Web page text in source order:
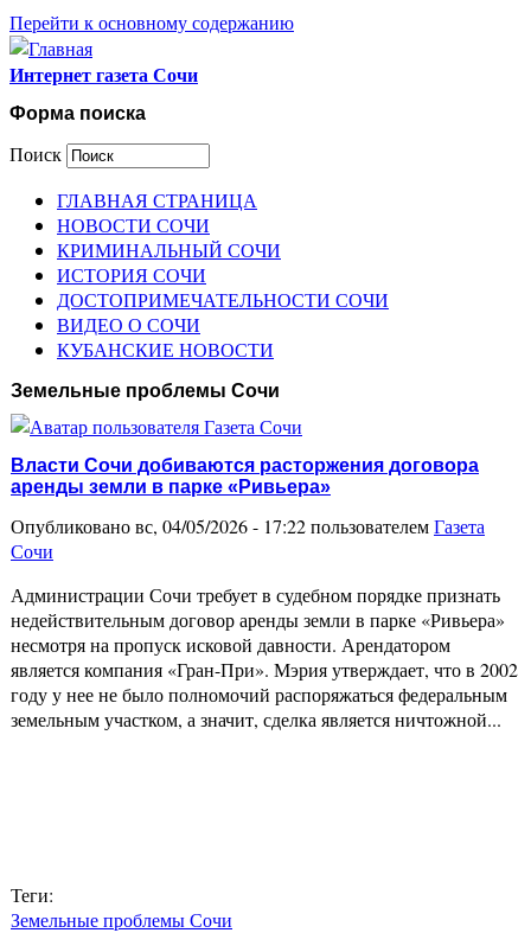
Перейти к основному содержанию
Интернет газета Сочи
Форма поиска
Поиск
ГЛАВНАЯ СТРАНИЦА
НОВОСТИ СОЧИ
КРИМИНАЛЬНЫЙ СОЧИ
ИСТОРИЯ СОЧИ
ДОСТОПРИМЕЧАТЕЛЬНОСТИ СОЧИ
ВИДЕО О СОЧИ
КУБАНСКИЕ НОВОСТИ
Земельные проблемы Сочи
Власти Сочи добиваются расторжения договора
аренды земли в парке «Ривьера»
Опубликовано вс, 04/05/2026 - 17:22 пользователемГазета
Сочи
Администрации Сочи требует в судебном порядке признать
недействительным договор аренды земли в парке «Ривьера»
несмотря на пропуск исковой давности. Арендатором
является компания «Гран-При». Мэрия утверждает, что в 2002
году у нее не было полномочий распоряжаться федеральным
земельным участком, а значит, сделка является ничтожной...
Теги:
Земельные проблемы Сочи